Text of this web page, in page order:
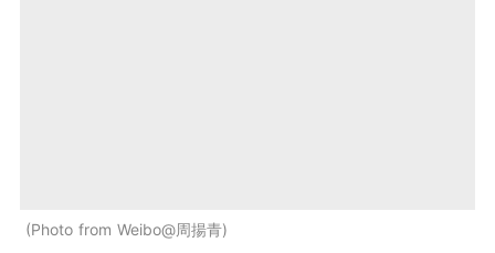
Photo from Weibo@周揚青